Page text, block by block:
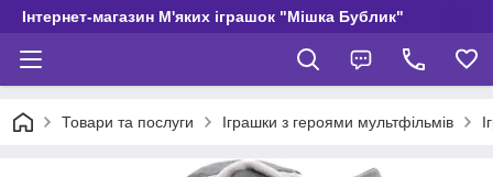
Інтернет-магазин М'яких іграшок "Мішка Бублик"
Товари та послуги Іграшки з героями мультфільмів